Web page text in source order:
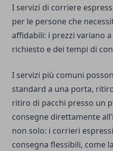
I servizi di corriere
per le persone che
affidabili: i prezzi variano
richiesto e dei tempi di
I servizi più comuni
standard a una porta,
ritiro di pacchi presso un
consegne direttamente
non solo: i corrieri
consegna flessibili, come